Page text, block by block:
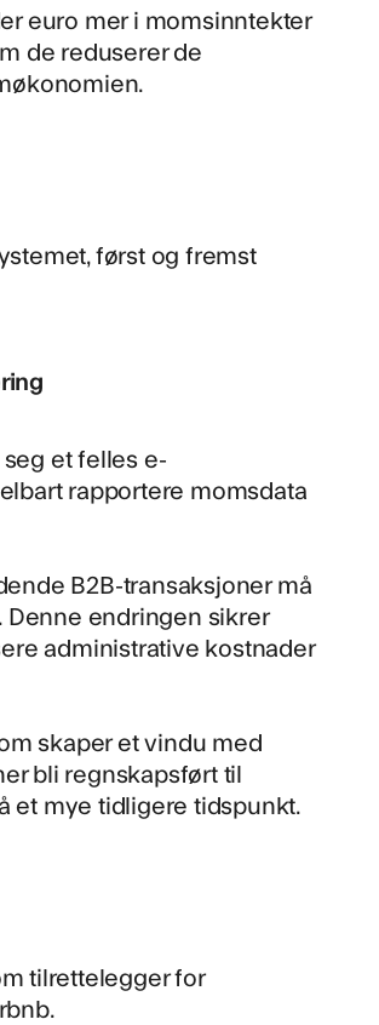
euro mer i momsinntekter
de reduserer de
først og fremst
et felles e-
rapportere momsdata
B2B-transaksjoner må
endringen sikrer
administrative kostnader
skaper et vindu med
bli regnskapsført til
et mye tidligere tidspunkt.
tilrettelegger for